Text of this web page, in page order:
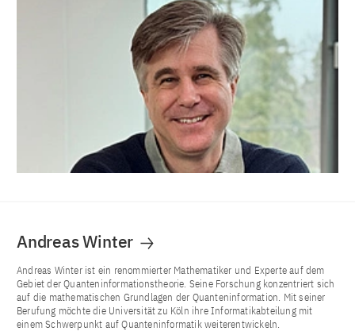
Andreas Winter
Andreas Winter ist ein renommierter Mathematiker und Experte auf dem
Gebiet der Quanteninformationstheorie. Seine Forschung konzentriert sich
auf die mathematischen Grundlagen der Quanteninformation. Mit seiner
Berufung möchte die Universität zu Köln ihre Informatikabteilung mit
einem Schwerpunkt auf Quanteninformatik weiterentwickeln.